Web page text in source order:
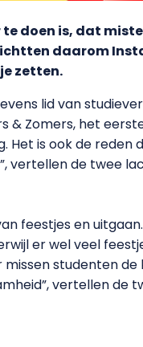
te doen is, dat
richtten daarom
zetten.
lid van
& Zomers, het
Het is ook de
vertellen de twee
feestjes en
er wel veel
missen studenten
vertellen de